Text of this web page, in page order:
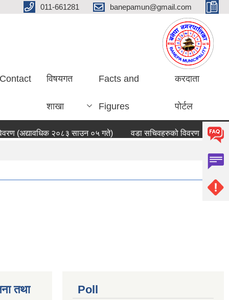
011-661281 banepamun@gmail.com
विषयगत
शाखा
Facts and
Figures
करदाता
पोर्टल
(अद्यावधिक २०८३ साउन ०५ गते) वडा सचिवहरुको विवरण बनेपा
तथा Poll